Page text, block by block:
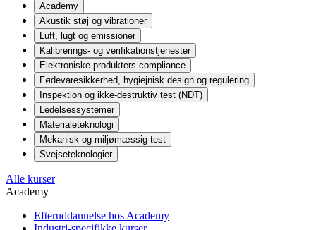
Academy
Akustik støj og vibrationer
Luft, lugt og emissioner
Kalibrerings- og verifikationstjenester
Elektroniske produkters compliance
Fødevaresikkerhed, hygiejnisk design og regulering
Inspektion og ikke-destruktiv test (NDT)
Ledelsessystemer
Materialeteknologi
Mekanisk og miljømæssig test
Svejseteknologier
Alle kurser
Academy
Efteruddannelse hos Academy